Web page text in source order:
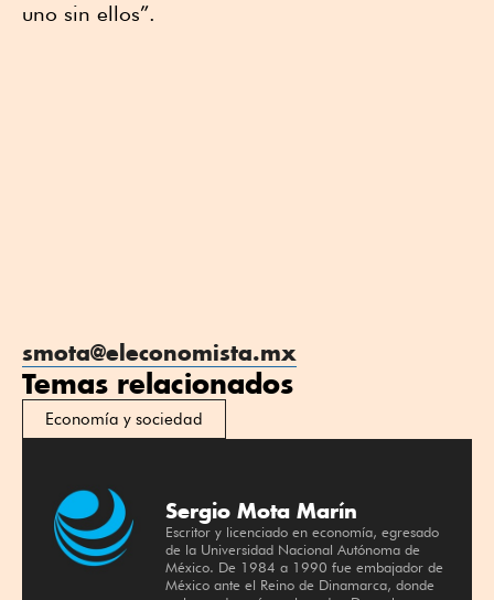
uno sin ellos”.
smota@eleconomista.mx
Temas relacionados
Economía y sociedad
Sergio Mota Marín
Escritor y licenciado en economía, egresado
de la Universidad Nacional Autónoma de
México. De 1984 a 1990 fue embajador de
México ante el Reino de Dinamarca, donde